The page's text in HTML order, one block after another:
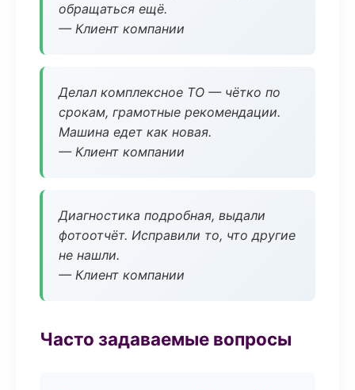
обращаться ещё.
— Клиент компании
Делал комплексное ТО — чётко по
срокам, грамотные рекомендации.
Машина едет как новая.
— Клиент компании
Диагностика подробная, выдали
фотоотчёт. Исправили то, что другие
не нашли.
— Клиент компании
Часто задаваемые вопросы